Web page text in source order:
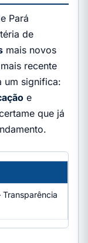
Pará
de
mais novos
recente
um significa:
e
que já
Transparência